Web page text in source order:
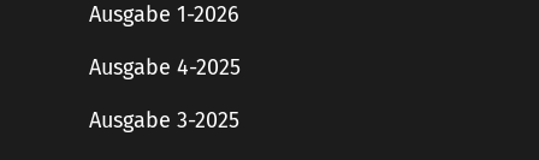
Ausgabe 1-2026
Ausgabe 4-2025
Ausgabe 3-2025